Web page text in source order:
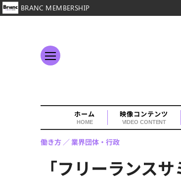
ホーム
HOME
映像コンテンツ
VIDEO CONTENT
「フリーランス
働き方 業界団体・行政
BRANC MEMBERSHIP